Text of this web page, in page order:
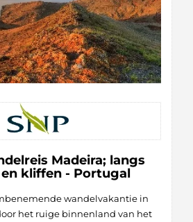
Madeira; langs
en kliffen - Portugal
wandelvakantie in
het ruige binnenland van het